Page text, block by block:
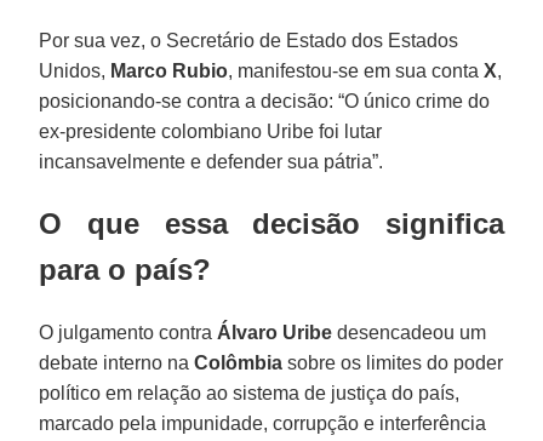
Por sua vez, o Secretário de Estado dos Estados
Unidos, Marco Rubio, manifestou-se em sua contaX,
posicionando-se contra a decisão: “O único crime do
ex-presidente colombiano Uribe foi lutar
incansavelmente e defender sua pátria”.
O que essa decisão significa
para o país?
O julgamento contra Álvaro Uribe desencadeou um
debate interno naColômbia sobre os limites do poder
político em relação ao sistema de justiça do país,
marcado pela impunidade, corrupção e interferência